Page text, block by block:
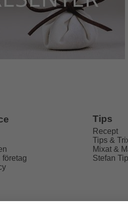
företag
Tips
Recept
Tips &
Mixat &
Stefan